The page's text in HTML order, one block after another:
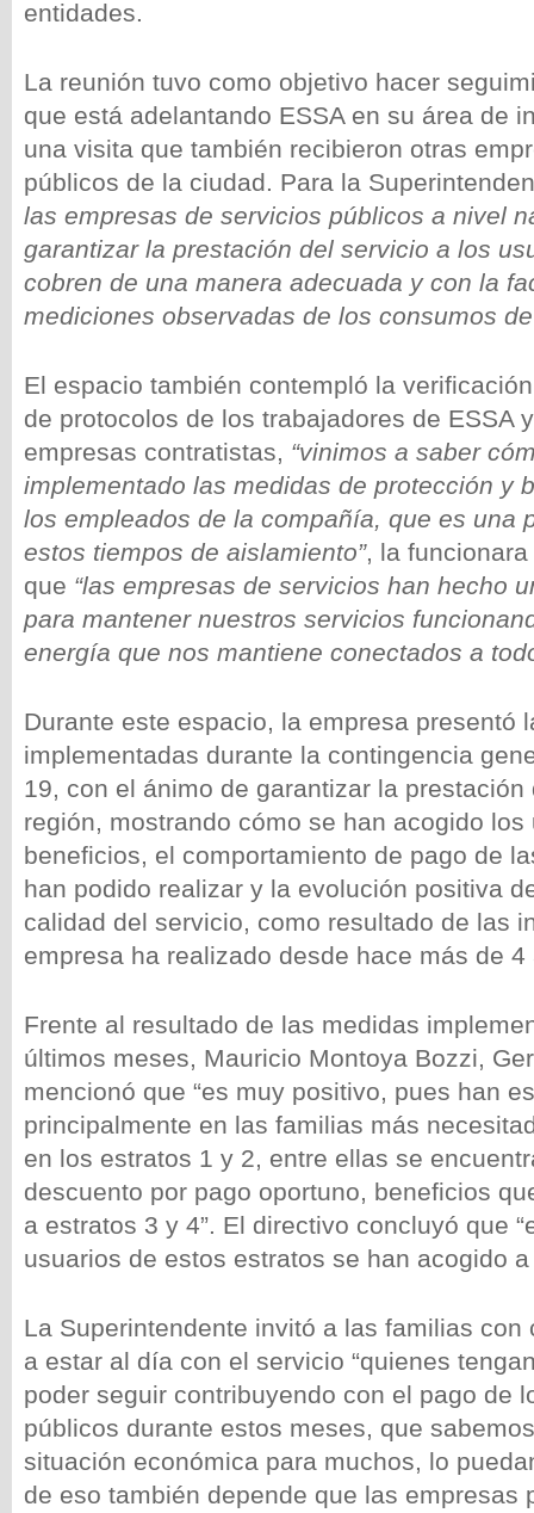
entidades.
La reunión tuvo como objetivo hacer
que está adelantando ESSA en su área de
una visita que también recibieron otras
públicos de la ciudad. Para la
las empresas de servicios públicos a nivel
garantizar la prestación del servicio a los
cobren de una manera adecuada y con la
mediciones observadas de los consumos
El espacio también contempló la
de protocolos de los trabajadores de ESSA
empresas contratistas, “vinimos a saber
implementado las medidas de protección y
los empleados de la compañía, que es una
estos tiempos de aislamiento”, la
que “las empresas de servicios han hecho
para mantener nuestros servicios
energía que nos mantiene conectados a
Durante este espacio, la empresa presentó
implementadas durante la contingencia
19, con el ánimo de garantizar la
región, mostrando cómo se han acogido
beneficios, el comportamiento de pago de
han podido realizar y la evolución positiva
calidad del servicio, como resultado de las
empresa ha realizado desde hace más de 4
Frente al resultado de las medidas
últimos meses, Mauricio Montoya Bozzi,
mencionó que “es muy positivo, pues han
principalmente en las familias más
en los estratos 1 y 2, entre ellas se
descuento por pago oportuno, beneficios
a estratos 3 y 4”. El directivo concluyó que
usuarios de estos estratos se han acogido
La Superintendente invitó a las familias con
a estar al día con el servicio “quienes
poder seguir contribuyendo con el pago de
públicos durante estos meses, que
situación económica para muchos, lo
de eso también depende que las empresas